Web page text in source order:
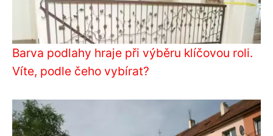
Barva podlahy hraje při výběru klíčovou roli.
Víte, podle čeho vybírat?